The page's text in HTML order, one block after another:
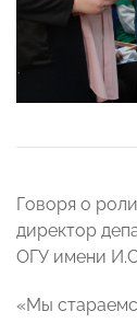
Говоря о
директор
ОГУ имени
«Мы